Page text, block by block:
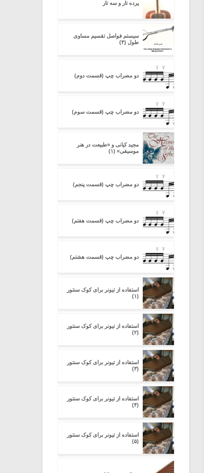
پرده تار و سه تار
سیستم فواصل تقسیم مساوی
طول (۴)
دو مضراب چپ (قسمت دوم)
دو مضراب چپ (قسمت سوم)
مجید کیانی و «طبیعت در هنر
موسیقی» (۱)
دو مضراب چپ (قسمت پنجم)
دو مضراب چپ (قسمت هفتم)
دو مضراب چپ (قسمت هشتم)
استفاده از تیونر برای کوک سنتور
(۱)
استفاده از تیونر برای کوک سنتور
(۲)
استفاده از تیونر برای کوک سنتور
(۳)
استفاده از تیونر برای کوک سنتور
(۴)
استفاده از تیونر برای کوک سنتور
(۵)